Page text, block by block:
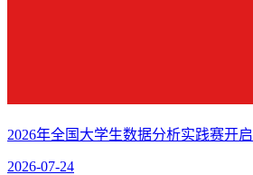
2026年全国大学生数据分析实践赛开启
2026-07-24